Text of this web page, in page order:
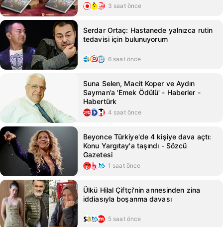
3 saat önce
Serdar Ortaç: Hastanede yalnızca rutin
tedavisi için bulunuyorum
6 saat önce
Suna Selen, Macit Koper ve Aydın
Sayman’a 'Emek Ödülü' - Haberler -
Habertürk
4 saat önce
Beyonce Türkiye'de 4 kişiye dava açtı:
Konu Yargıtay'a taşındı - Sözcü
Gazetesi
1 saat önce
Ülkü Hilal Çiftçi'nin annesinden zina
iddiasıyla boşanma davası
5 saat önce